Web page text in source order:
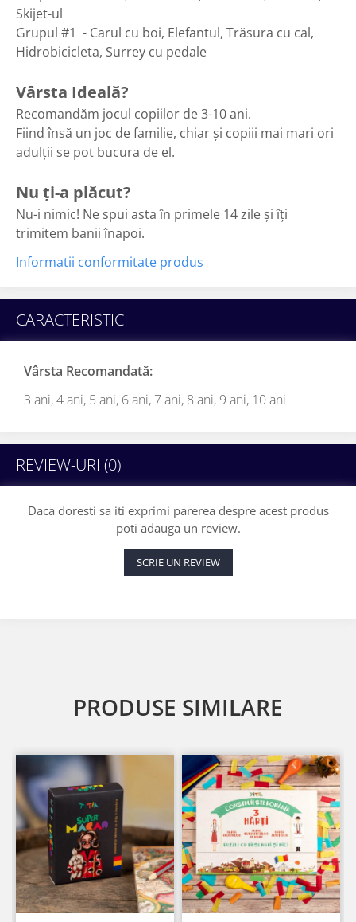
Skijet-ul
Grupul #1 - Carul cu boi, Elefantul, Trăsura cu cal,
Hidrobicicleta, Surrey cu pedale
Vârsta Ideală?
Recomandăm jocul copiilor de 3-10 ani.
Fiind însă un joc de familie, chiar și copiii mai mari ori
adulții se pot bucura de el.
Nu ți-a plăcut?
Nu-i nimic! Ne spui asta în primele 14 zile și îți
trimitem banii înapoi.
Informatii conformitate produs
CARACTERISTICI
Vârsta Recomandată:
3 ani,4 ani, 5 ani, 6 ani, 7 ani, 8 ani, 9 ani, 10 ani
REVIEW-URI (0)
Daca doresti sa iti exprimi parerea despre acest produs
poti adauga un review.
SCRIE UN REVIEW
PRODUSE SIMILARE